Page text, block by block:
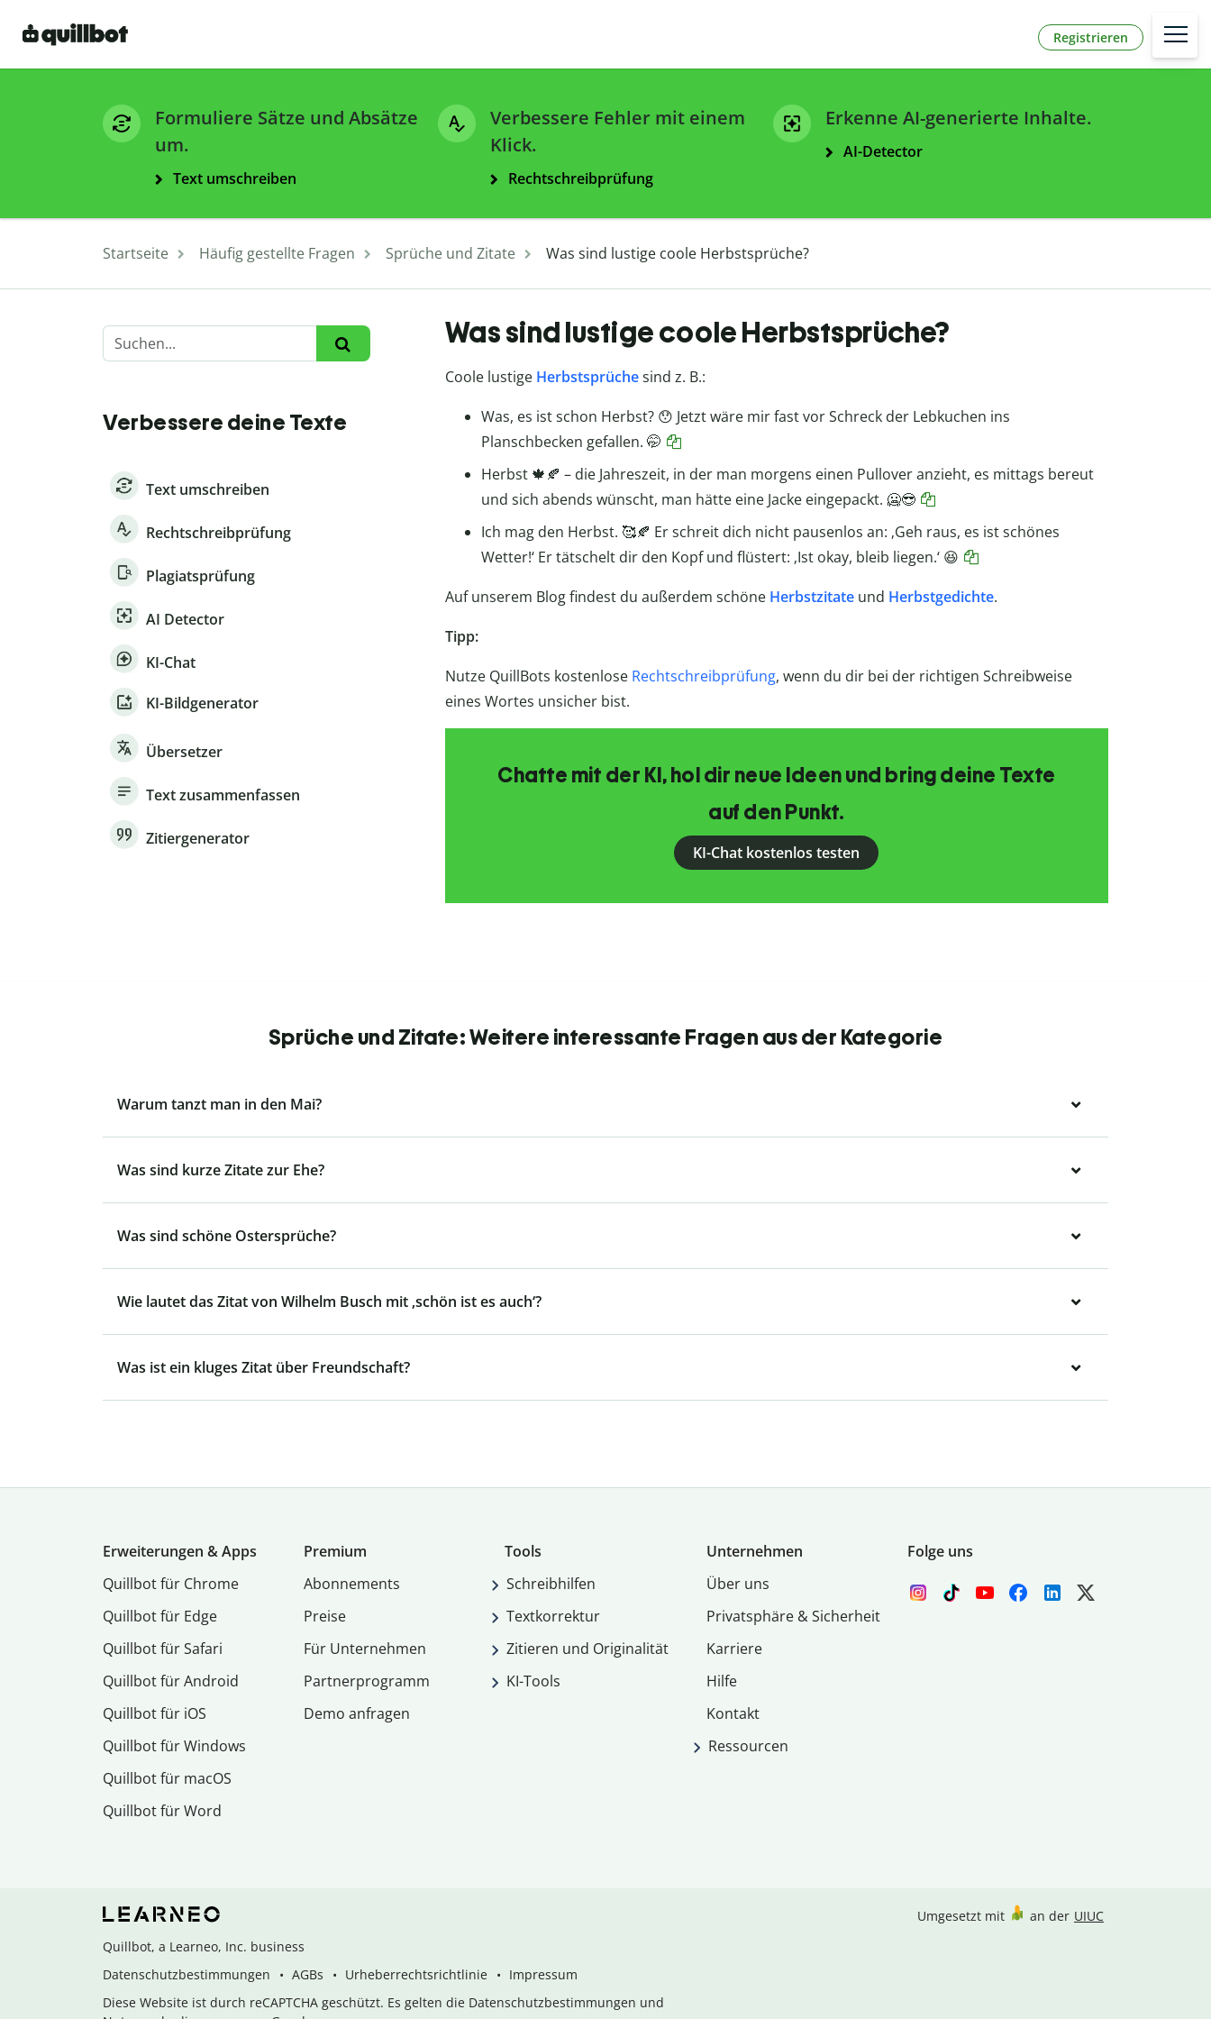
Registrieren
Formuliere Sätze und Absätze
um.
Text umschreiben
Verbessere Fehler mit einem
Klick.
Rechtschreibprüfung
Erkenne AI-generierte Inhalte.
AI-Detector
Startseite Häufig gestellte Fragen Sprüche und Zitate Was sind lustige coole Herbstsprüche?
Verbessere deine Texte
Text umschreiben
Rechtschreibprüfung
Plagiatsprüfung
AI Detector
KI-Chat
KI-Bildgenerator
Übersetzer
Text zusammenfassen
Zitiergenerator
Was sind lustige coole Herbstsprüche?
Coole lustige Herbstsprüchesind z. B.:
Was, es ist schon Herbst? 😯 Jetzt wäre mir fast vor Schreck der Lebkuchen ins
Planschbecken gefallen. 🤭
Herbst 🍁🍂 – die Jahreszeit, in der man morgens einen Pullover anzieht, es mittags bereut
und sich abends wünscht, man hätte eine Jacke eingepackt. 🥶😎
Ich mag den Herbst. 🥰🍂 Er schreit dich nicht pausenlos an: ‚Geh raus, es ist schönes
Wetter!‘ Er tätschelt dir den Kopf und flüstert: ‚Ist okay, bleib liegen.‘ 😆
Auf unserem Blog findest du außerdem schöne Herbstzitateund Herbstgedichte.
Tipp:
Nutze QuillBots kostenlose Rechtschreibprüfung, wenn du dir bei der richtigen Schreibweise
eines Wortes unsicher bist.
Chatte mit der KI, hol dir neue Ideen und bring deine Texte
auf den Punkt.
KI-Chat kostenlos testen
Sprüche und Zitate: Weitere interessante Fragen aus der Kategorie
Warum tanzt man in den Mai?
Was sind kurze Zitate zur Ehe?
Was sind schöne Ostersprüche?
Wie lautet das Zitat von Wilhelm Busch mit ‚schön ist es auch‘?
Was ist ein kluges Zitat über Freundschaft?
Erweiterungen & Apps
Quillbot für Chrome
Quillbot für Edge
Quillbot für Safari
Quillbot für Android
Quillbot für iOS
Quillbot für Windows
Quillbot für macOS
Quillbot für Word
Premium
Abon­ne­ments
Preise
Für Unternehmen
Partnerprogramm
Demo anfragen
Tools
Schreibhilfen
Textkorrektur
Zitieren und Originalität
KI-Tools
Unternehmen
Über uns
Privatsphäre & Sicherheit
Karriere
Hilfe
Kontakt
Ressourcen
Folge uns
Quillbot, a Learneo, Inc. business
Datenschutzbestimmungen
AGBs Urheberrechtsrichtlinie
Impressum
Diese Website ist durch reCAPTCHA geschützt. Es gelten die Datenschutzbestimmungen und
Umgesetzt mit an der UIUC